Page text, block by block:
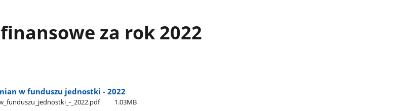
za rok 2022
w funduszu jednostki - 2022
​_2022.pdf 1.03MB